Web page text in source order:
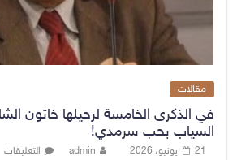
مقالات
في الذكرى الخامسة لرحيلها خاتون
السياب بحب سرمدي!
21 يونيو، 2026 admin التعليقات